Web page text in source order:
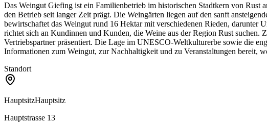
Das Weingut Giefing ist ein Familienbetrieb im historischen Stadtkern von Rust
den Betrieb seit langer Zeit prägt. Die Weingärten liegen auf den sanft
bewirtschaftet das Weingut rund 16 Hektar mit verschiedenen Rieden,
richtet sich an Kundinnen und Kunden, die Weine aus der Region Rust
Vertriebspartner präsentiert. Die Lage im UNESCO-Weltkulturerbe sowie die
Informationen zum Weingut, zur Nachhaltigkeit und zu Veranstaltungen bereit,
Standort
HauptsitzHauptsitz
Hauptstrasse 13